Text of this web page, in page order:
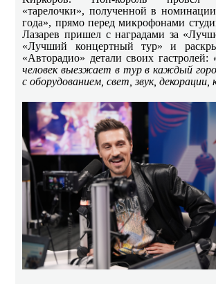
«тарелочки», полученной в
года», прямо перед микрофонами
Лазарев пришел с наградами за
«Лучший концертный тур» и
«Авторадио» детали своих гастролей:
человек выезжает в тур в каждый
с оборудованием, свет, звук,